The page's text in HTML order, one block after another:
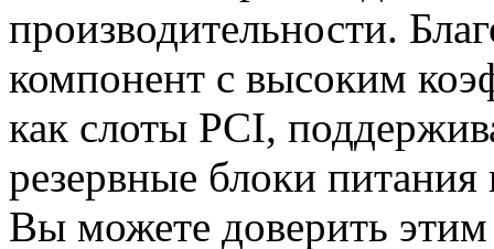
производительности.
компонент с высоким
как слоты PCI,
резервные блоки
Вы можете доверить